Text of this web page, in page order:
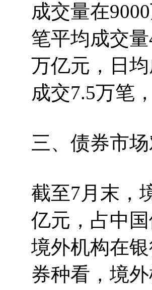
成交量在
笔平均成交
万亿元，日
成交7.5万笔
三、债券市
截至7月末，
亿元，占中
境外机构在
券种看，境